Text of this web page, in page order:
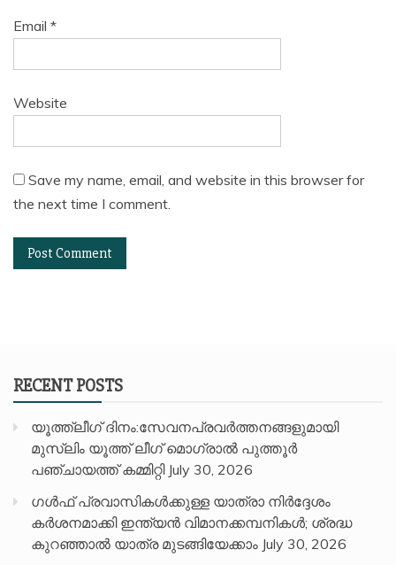
Email *
Website
Save my name, email, and website in this browser for
the next time I comment.
RECENT POSTS
യൂത്ത്ലീഗ് ദിനം:സേവനപ്രവർത്തനങ്ങളുമായി
മുസ്ലിം യൂത്ത് ലീഗ് മൊഗ്രാൽ പുത്തൂർ
പഞ്ചായത്ത് കമ്മിറ്റി July 30, 2026
ഗൾഫ് പ്രവാസികൾക്കുള്ള യാത്രാ നിർദ്ദേശം
കർശനമാക്കി ഇന്ത്യൻ വിമാനക്കമ്പനികൾ; ശ്രദ്ധ
കുറഞ്ഞാൽ യാത്ര മുടങ്ങിയേക്കാം July 30, 2026